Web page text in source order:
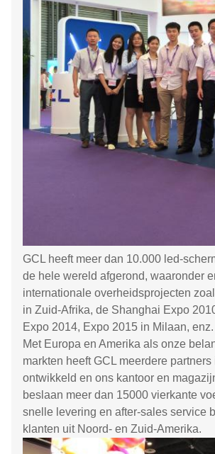
GCL heeft meer dan 10.000 led-
de hele wereld afgerond, waaronder
internationale overheidsprojecten
in Zuid-Afrika, de Shanghai Expo
Expo 2014, Expo 2015 in Milaan, enz.
Met Europa en Amerika als onze
markten heeft GCL meerdere partners
ontwikkeld en ons kantoor en
beslaan meer dan 15000 vierkante
snelle levering en after-sales service
klanten uit Noord- en Zuid-Amerika.